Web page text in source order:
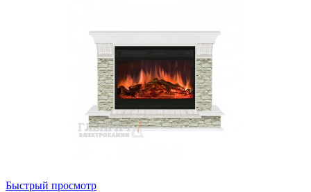
Быстрый просмотр